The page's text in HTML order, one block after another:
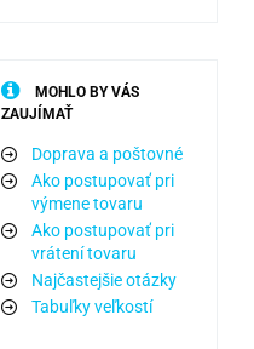
MOHLO BY VÁS
ZAUJÍMAŤ
Doprava a poštovné
Ako postupovať pri
výmene tovaru
Ako postupovať pri
vrátení tovaru
Najčastejšie otázky
Tabuľky veľkostí